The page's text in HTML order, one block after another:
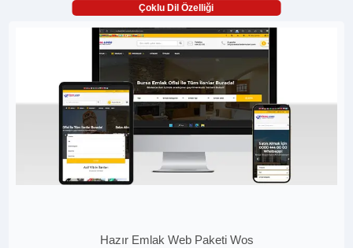
Çoklu Dil Özelliği
Hazır Emlak Web Paketi Wos